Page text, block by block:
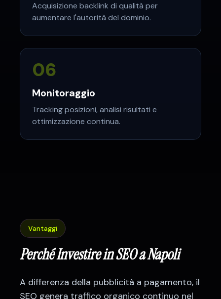
Acquisizione backlink di qualità per
aumentare l'autorità del dominio.
06
Monitoraggio
Tracking posizioni, analisi risultati e
ottimizzazione continua.
Vantaggi
Perché Investire in SEO aNapoli
A differenza della pubblicità a pagamento, il
SEO genera traffico organico continuo nel